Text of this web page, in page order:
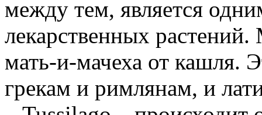
между тем, является
лекарственных
мать-и-мачеха от кашля.
грекам и римлянам, и